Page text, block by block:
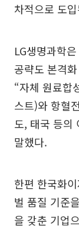
차적으로 도
LG생명과학
공략도 본격
“자체 원료합
스트)와 항혈
도, 태국 등의
말했다.
한편 한국화
벌 품질 기준
을 갖춘 기업